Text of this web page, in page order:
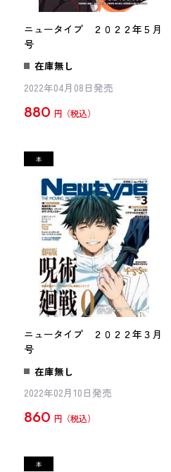
ニュータイプ ２０２２年５月
号
在庫無し
2022年04月08日発売
880 円
ニュータイプ ２０２２年３月
号
在庫無し
2022年02月10日発売
860 円